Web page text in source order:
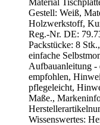
Gestell: Weiß,
Holzwerkstoff,
Reg.-Nr. DE:
Packstücke: 8
einfache
Aufbauanleitung -
empfohlen,
pflegeleicht,
Maße.,
Wissenswertes: